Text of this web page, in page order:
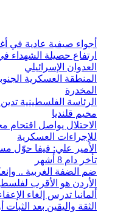
أجواء صيفية عادية في
العدوان الإسرائيلي
المنطقة العسكرية
المخدرة
الرئاسة الفلسطينية
مخيم قلنديا
الاحتلال يواصل
للإجراءات العسكرية
الأمير علي: فيفا حوّل
تأخر دام 8 أشهر
ضم الضفة الغربية ..
الأردن هو الأقرب
ألمانيا تدرس إلغاء
الثقة واليقين بعد الثبات